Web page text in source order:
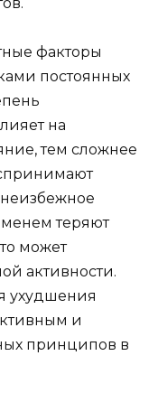
факторы
постоянных
на
тем сложнее
неизбежное
теряют
может
активности.
ухудшения
и
принципов в